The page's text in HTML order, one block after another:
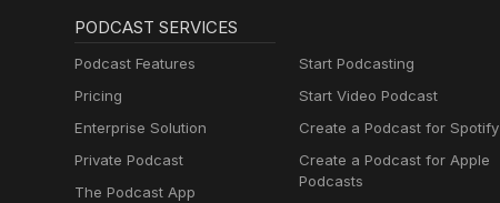
PODCAST SERVICES
Podcast Features
Pricing
Enterprise Solution
Private Podcast
The Podcast App
Start Podcasting
Start Video Podcast
Create a Podcast for Spotify
Create a Podcast for Apple
Podcasts